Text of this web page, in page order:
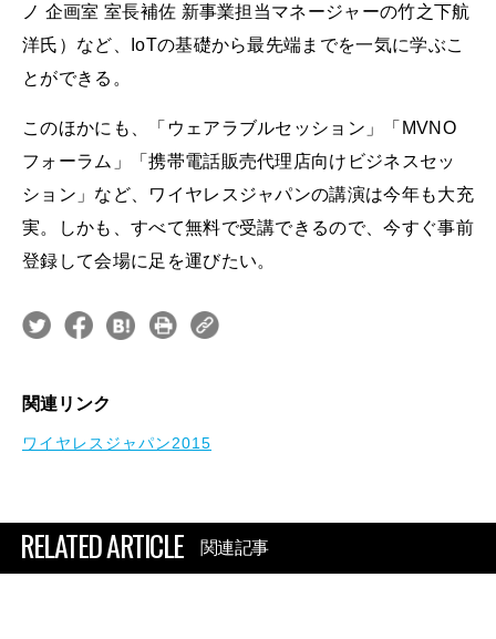
ノ 企画室 室長補佐 新事業担当マネージャーの竹之下航
洋氏）など、IoTの基礎から最先端までを一気に学ぶこ
とができる。
このほかにも、「ウェアラブルセッション」「MVNO
フォーラム」「携帯電話販売代理店向けビジネスセッ
ション」など、ワイヤレスジャパンの講演は今年も大充
実。しかも、すべて無料で受講できるので、今すぐ事前
登録して会場に足を運びたい。
関連リンク
ワイヤレスジャパン2015
RELATED ARTICLE 関連記事